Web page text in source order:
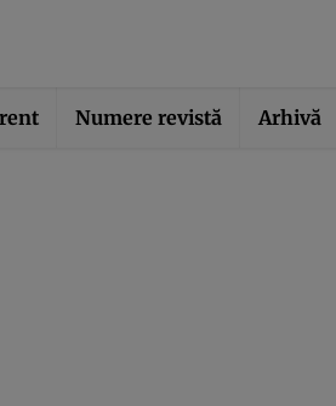
Numere revistă Arhivă